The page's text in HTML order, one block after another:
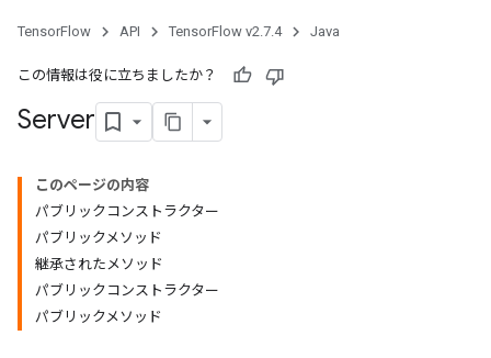
TensorFlow API TensorFlow v2.7.4 Java
この情報は役に立ちましたか？
Server
このページの内容
パブリックコンストラクター
パブリックメソッド
継承されたメソッド
パブリックコンストラクター
パブリックメソッド